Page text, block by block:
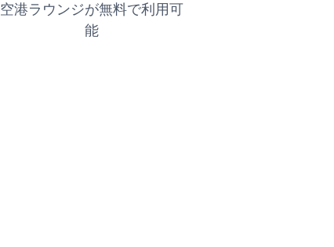
空港ラウンジが無料で利用可
能